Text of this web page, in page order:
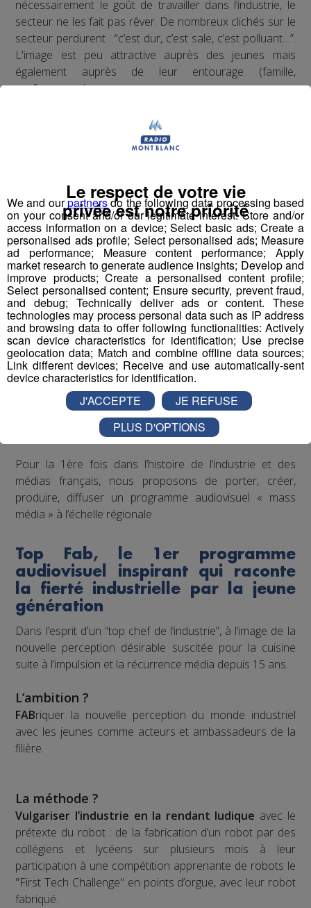
nécessairement le goût de travailler dans l’industrie, le
secteur ne les fait pas rêver. De nombreux clichés sur le
secteur perdurent : “c’est dur, c’est sale, c’est polluant…”.
L'image est peu attractive auprès des jeunes mais
également auprès de leur entourage (famille,
professeurs…).
Un enjeu de taille…
Face à cette problématique, il est nécessaire de rendre
génération et de ses prescripteurs,à commencer par
le cœur du réacteur en Haute-Savoie !
Il manque un trait d’union entre ces 2 mondes qui
pensent qu’ils ne sont pas fait pour se parler :ce trait
d’union, c’est la communication.
Et on sait que le
dialogue est créateur de tellement de valeurs.
Notre proposition de
valeur ?
Impulser un nouveau récit médiatique pour
réconcilier les jeunes et l’industrie
Pour la 1ère fois dans l’histoire de l’industrie et des
médias français, nous proposons de porter, créer,
produire, diffuser un programme audiovisuel « mass
média » à l’échelle régionale.
Top Fab, le 1er programme
audiovisuel inspirant qui raconte
la fierté industrielle par la jeune
génération
Dans l’esprit d'un “top chef de l’industrie”, à l’image de la
nouvelle perception désirable suscitée pour la cuisine
suite à l’impulsion et la récurrence média depuis 15 ans.
L’ambition ?
FABriquer la nouvelle perception du monde industriel
avec les jeunes comme acteurs et ambassadeurs de la
filière.
La méthode ?
Vulgariser l’industrie en la rendant ludique avec le
prétexte du robot : de la fabrication d’un robot par des
collégiens et lycéens sur plusieurs mois à leur
participation à une compétition apprenante de robots le
"First Tech Challenge" en points d’orgue, avec leur robot
fabriqué.
We and ourpartnersdo the following data processing based
on your consent and/or our legitimate interest: Store and/or
access information on a device; Select basic ads; Create a
personalised ads profile; Select personalised ads; Measure
ad performance; Measure content performance; Apply
market research to generate audience insights; Develop and
improve products; Create a personalised content profile;
Select personalised content; Ensure security, prevent fraud,
and debug; Technically deliver ads or content. These
technologies may process personal data such as IP address
and browsing data to offer following functionalities: Actively
scan device characteristics for identification; Use precise
geolocation data; Match and combine offline data sources;
Link different devices; Receive and use automatically-sent
device characteristics for identification.
Le respect de votre vie
privée est notre priorité
J'ACCEPTE
JE REFUSE
PLUS D'OPTIONS